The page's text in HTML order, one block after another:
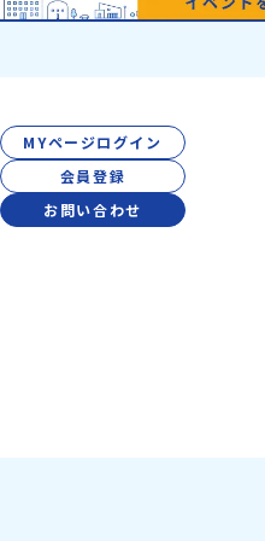
MYページログイン
会員登録
お問い合わせ